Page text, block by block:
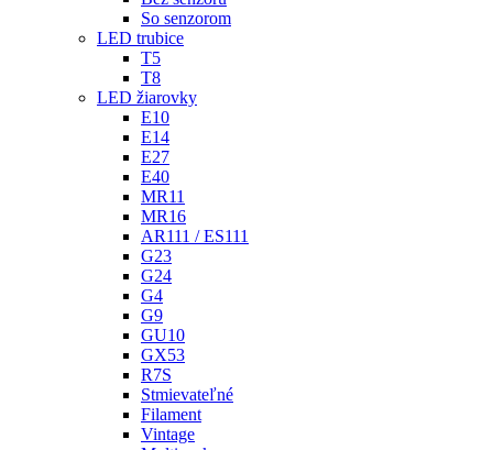
So senzorom
LED trubice
T5
T8
LED žiarovky
E10
E14
E27
E40
MR11
MR16
AR111 / ES111
G23
G24
G4
G9
GU10
GX53
R7S
Stmievateľné
Filament
Vintage